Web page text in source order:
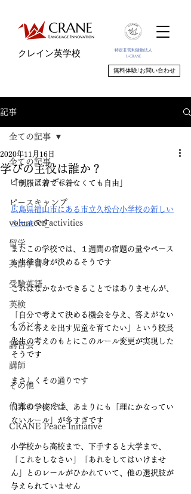
特定非営利活動法人
U-CRANE
クレイン英学校
無料体験/お問い合わせ
記事
全ての記事
ピースアカデミー
ピースキャンプ
volunteer_activities
留学
英語学習
受験英語
英検
イベント
講習会
講師
その他
代表のつぶやき
CRANE Peace Initiative
全ての記事
学びの主役は誰か？
2020年11月16日
「制服は着ても着なくても自由」
広島県福山市にある市立久松台小学校の新しい
ルールです
またこの学校では、１週間の宿題の量やペース
も生徒自身が決めるそうです
これはなかなかできることではありませんが、
「自分で考えて決める機会を与え、答えがない
ものに答えを出す児童を育てたい」という校長
先生の考えのもとにこのルール変更が実現した
そうです
まさしくその通りです
日本の学校には、あまりにも「理にかなってい
ないルール」が多すぎです
小学校から高校まで、下手すると大学まで、
「これをしなさい」「あれをしてはいけませ
ん」とのレールがひかれていて、他の選択肢が
与えられていません